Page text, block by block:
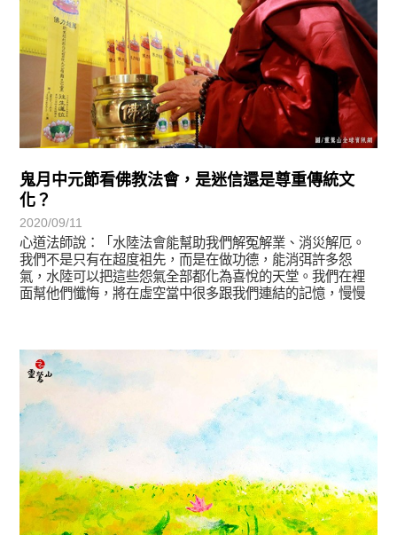
鬼月中元節看佛教法會，是迷信還是尊重傳統文
化？
2020/09/11
心道法師說：「水陸法會能幫助我們解冤解業、消災解厄。
我們不是只有在超度祖先，而是在做功德，能消弭許多怨
氣，水陸可以把這些怨氣全部都化為喜悅的天堂。我們在裡
面幫他們懺悔，將在虛空當中很多跟我們連結的記憶，慢慢